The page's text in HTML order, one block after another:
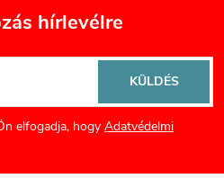
hírlevélre
elfogadja, hogy Adatvédelmi
KÜLDÉS